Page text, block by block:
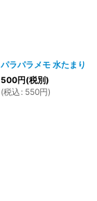
パラパラメモ 水たまり
500円(税別)
(税込 : 550円)